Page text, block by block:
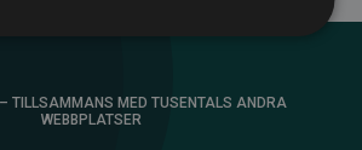
TILLSAMMANS MED TUSENTALS ANDRA
WEBBPLATSER